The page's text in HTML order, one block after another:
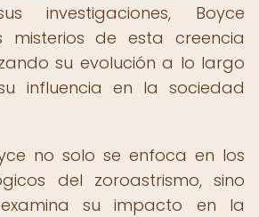
investigaciones, Boyce
misterios de esta creencia
su evolución a lo largo
influencia en la sociedad
no solo se enfoca en los
del zoroastrismo, sino
su impacto en la